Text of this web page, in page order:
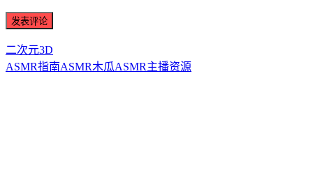
二次元3D
ASMR指南ASMR木瓜ASMR主播资源